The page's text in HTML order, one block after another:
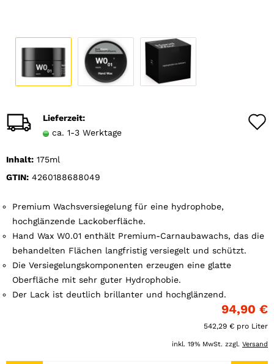
Lieferzeit:
ca. 1-3 Werktage
Inhalt: 175ml
GTIN: 4260188688049
Premium Wachsversiegelung für eine hydrophobe,
hochglänzende Lackoberfläche.
Hand Wax W0.01 enthält Premium-Carnaubawachs, das die
behandelten Flächen langfristig versiegelt und schützt.
Die Versiegelungskomponenten erzeugen eine glatte
Oberfläche mit sehr guter Hydrophobie.
Der Lack ist deutlich brillanter und hochglänzend.
94,90 €
542,29 € pro Liter
inkl. 19% MwSt. zzgl. Versand